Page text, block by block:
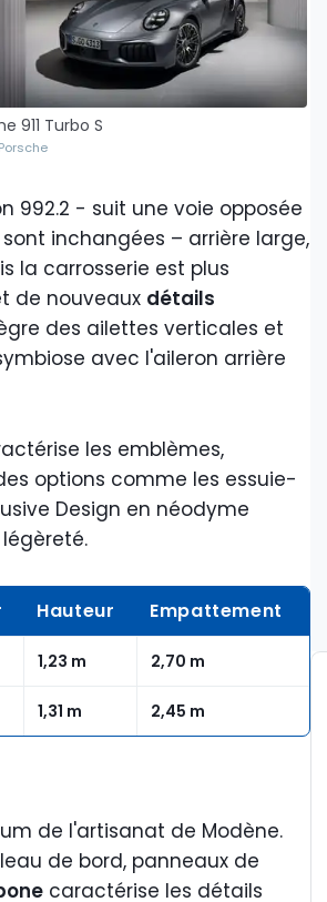
911 Turbo S
992.2 - suit une voie opposée
inchangées – arrière large,
la carrosserie est plus
de nouveaux détails
des ailettes verticales et
avec l'aileron arrière
les emblèmes,
options comme les essuie-
Design en néodyme
Hauteur Empattement
1,23 m 2,70 m
1,31 m 2,45 m
de l'artisanat de Modène.
de bord, panneaux de
caractérise les détails